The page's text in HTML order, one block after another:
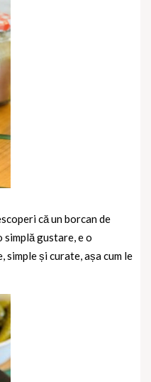
că un borcan de
simplă gustare, e o
și curate, așa cum le